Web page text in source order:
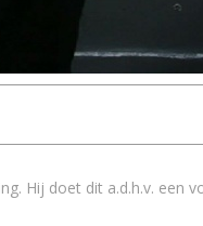
Hij doet dit a.d.h.v. een